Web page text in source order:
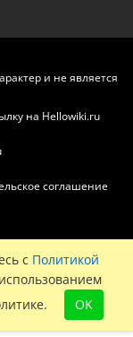
и не является
на Hellowiki.ru
соглашение
с Политикой
OK